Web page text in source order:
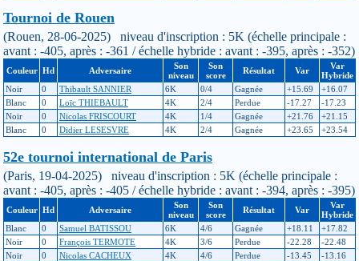
Tournoi de Rouen
(Rouen, 28-06-2025) niveau d'inscription : 5K (échelle principale :
avant : -405, après : -361 / échelle hybride : avant : -395, après : -352)
Couleur Hd Adversaire
Son
niveau
Son
score
Résultat Var
Var
Hybride
Noir
0 Thibault SANNIER 6K 0/4 Gagnée +15.69
+16.07
Blanc
0 Loïc THIEBAULT 4K 2/4 Perdue -17.27
-17.23
Noir
0 Nicolas FRISCOURT 4K 1/4 Gagnée +21.76
+21.15
Blanc
0 Didier LESESVRE 4K 2/4 Gagnée +23.65 +23.54
52e tournoi international de Paris
(Paris, 19-04-2025) niveau d'inscription : 5K (échelle principale :
avant : -405, après : -405 / échelle hybride : avant : -394, après : -395)
Couleur Hd Adversaire
Son
niveau
Son
score
Résultat Var
Var
Hybride
Blanc
0 Samuel BATISSOU 6K 4/6 Gagnée +18.11
+17.82
Noir
0 François TERMOTE 4K 3/6 Perdue -22.28
-22.48
Noir
0 Nicolas CACHEUX 4K 4/6 Perdue -13.45
-13.16